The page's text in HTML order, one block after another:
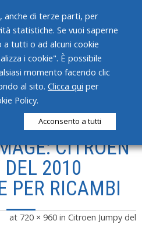
CITROEN
2010
PER RICAMBI
at 720 × 960 in Citroen Jumpy del
anche di terze parti, per
statistiche. Se vuoi saperne
a tutti o ad alcuni cookie
i cookie". È possibile
momento facendo clic
al sito. Clicca qui per
Policy.
Acconsento a tutti